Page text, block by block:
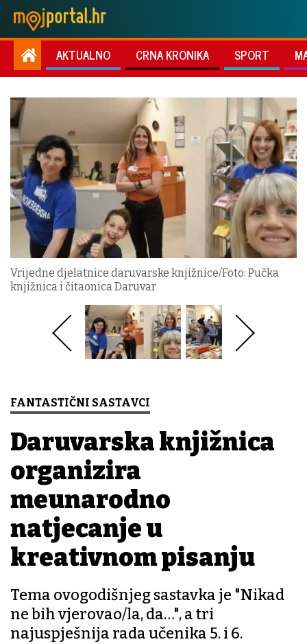
AKTUALNO CRNA KRONIKA SPORT
Vrijedne djelatnice daruvarske knjižnice/Foto: Pučka
knjižnica i čitaonica Daruvar
FANTASTIČNI SASTAVCI
Daruvarska knjižnica
organizira
međunarodno
natjecanje u
kreativnom pisanju
Tema ovogodišnjeg sastavka je "Nikad
ne bih vjerovao/la, da…", a tri
najuspješnija rada učenika 5. i 6.